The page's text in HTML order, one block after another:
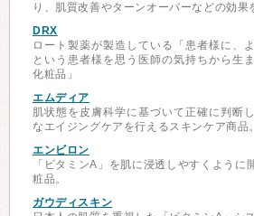
り、肌質改善やターンオーバーなどの効果
DRX
ロート製薬が製造している「患者様に、
という患者様を思う医師の気持ちから生
化粧品」
エムディア
肌状態を皮膚科学に基づいて正確に判断
なエイジングケアを行えるスキンケア商品。
エンビロン
「ビタミンA」を肌に浸透しやすくように
粧品。
ガウディスキン